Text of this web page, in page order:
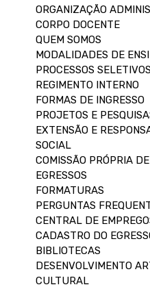
ORGANIZAÇÃO
CORPO DOCENTE
QUEM SOMOS
MODALIDADES DE
PROCESSOS SELETIVOS
REGIMENTO INTERNO
FORMAS DE INGRESSO
PROJETOS E
EXTENSÃO E
SOCIAL
COMISSÃO PRÓPRIA
EGRESSOS
FORMATURAS
PERGUNTAS
CENTRAL DE
CADASTRO DO
BIBLIOTECAS
DESENVOLVIMENTO
CULTURAL